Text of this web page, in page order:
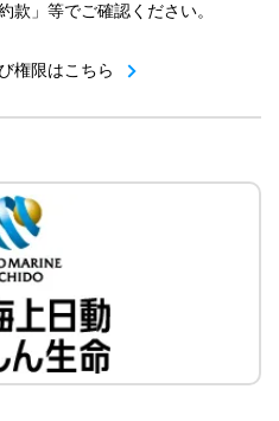
款」等でご確認ください。
権限はこちら